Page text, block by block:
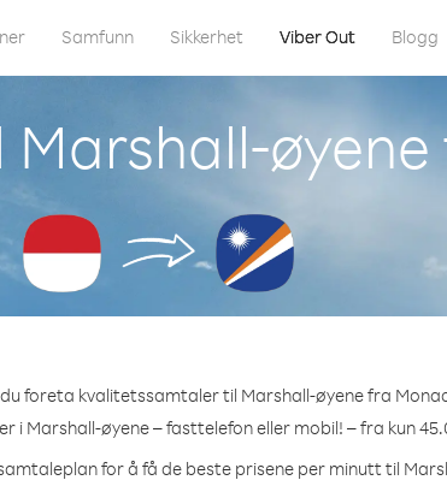
Samfunn Sikkerhet Viber Out Blogg
du foreta kvalitetssamtaler til Marshall-øyene fra
i Marshall-øyene – fasttelefon eller mobil! – fra kun
for å få de beste prisene per minutt til